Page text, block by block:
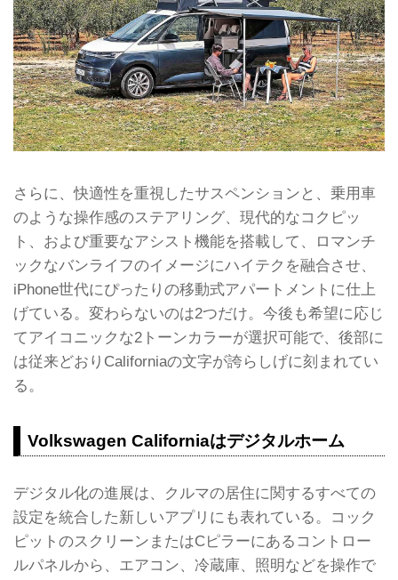
さらに、快適性を重視したサスペンションと、乗用車
のような操作感のステアリング、現代的なコクピッ
ト、および重要なアシスト機能を搭載して、ロマンチ
ックなバンライフのイメージにハイテクを融合させ、
iPhone世代にぴったりの移動式アパートメントに仕上
げている。変わらないのは2つだけ。今後も希望に応じ
てアイコニックな2トーンカラーが選択可能で、後部に
は従来どおりCaliforniaの文字が誇らしげに刻まれてい
る。
Volkswagen Californiaはデジタルホーム
デジタル化の進展は、クルマの居住に関するすべての
設定を統合した新しいアプリにも表れている。コック
ピットのスクリーンまたはCピラーにあるコントロー
ルパネルから、エアコン、冷蔵庫、照明などを操作で